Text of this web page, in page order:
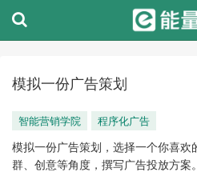
模拟一份广告策划
智能营销学院 程序化广告
模拟一份广告策划，选择一个你喜欢
群、创意等角度，撰写广告投放方案。